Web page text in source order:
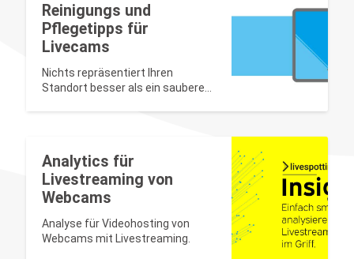
Reinigungs und
Pflegetipps für
Livecams
Nichts repräsentiert Ihren
Standort besser als ein sauberer
Analytics für
Livestreaming von
Webcams
Analyse für Videohosting von
Webcams mit Livestreaming.